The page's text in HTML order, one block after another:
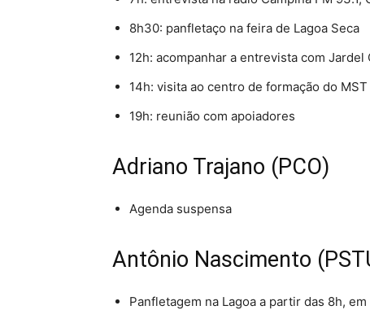
8h30: panfletaço na feira de Lagoa Seca
12h: acompanhar a entrevista com
14h: visita ao centro de formação do MST
19h: reunião com apoiadores
Adriano Trajano (PCO)
Agenda suspensa
Antônio Nascimento
Panfletagem na Lagoa a partir das 8h,